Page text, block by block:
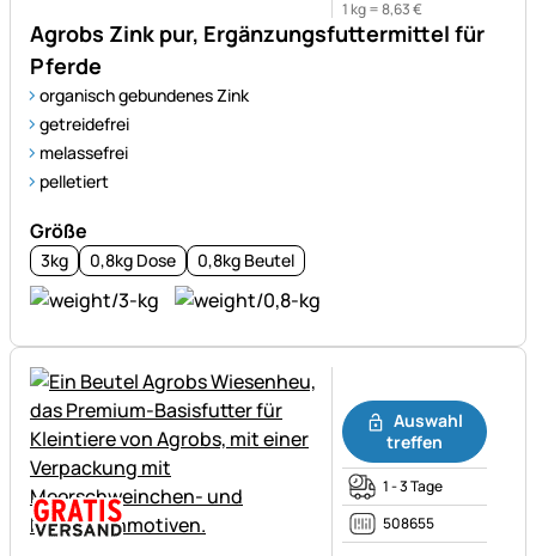
Agrobs Zink pur, Ergänzungsfuttermittel für
Pferde
organisch gebundenes Zink
getreidefrei
melassefrei
pelletiert
Größe
3kg 0,8kg Dose 0,8kg Beutel
1 kg =8,63€
Auswahl
treffen
1 - 3 Tage
508655